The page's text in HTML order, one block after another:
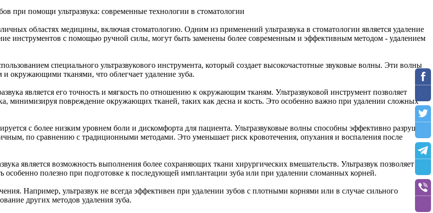
областях медицины, включая стоматологию. Одним из применений ультразвука в стоматологии является удаление
инструментов с помощью ручной силы, могут быть заменены более современным и эффективным методом - удалением
специального ультразвукового инструмента, который создает высокочастотные звуковые волны. Эти волны
окружающими тканями, что облегчает удаление зуба.
является его точность и мягкость по отношению к окружающим тканям. Ультразвуковой инструмент позволяет
минимизируя повреждение окружающих тканей, таких как десна и кость. Это особенно важно при удалении сложных
с более низким уровнем боли и дискомфорта для пациента. Ультразвуковые волны способны эффективно разрушать
по сравнению с традиционными методами. Это уменьшает риск кровотечения, опухания и воспаления после
является возможность выполнения более сохраняющих ткани хирургических вмешательств. Ультразвук позволяет
особенно полезно при подготовке к последующей имплантации зуба или при удалении сломанных корней.
Например, ультразвук не всегда эффективен при удалении зубов с плотными корнями или в случае сильного
других методов удаления зуба.